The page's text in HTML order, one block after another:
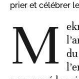
prier et célébrer
M